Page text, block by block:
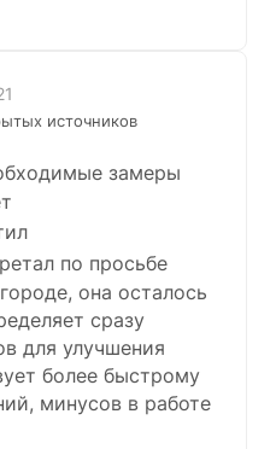
источников
замеры
по просьбе
она осталось
сразу
для улучшения
более быстрому
минусов в работе